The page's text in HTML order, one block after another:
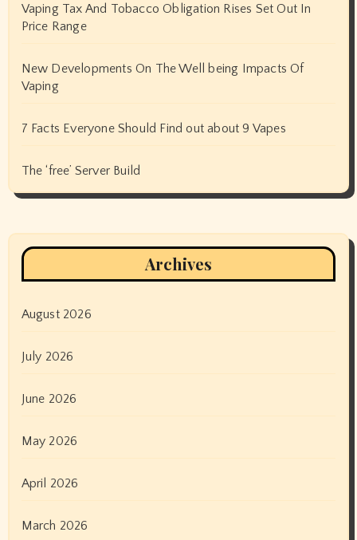
Vaping Tax And Tobacco Obligation Rises Set Out In
Price Range
New Developments On The Well being Impacts Of
Vaping
7 Facts Everyone Should Find out about 9 Vapes
The ‘free’ Server Build
Archives
August 2026
July 2026
June 2026
May 2026
April 2026
March 2026